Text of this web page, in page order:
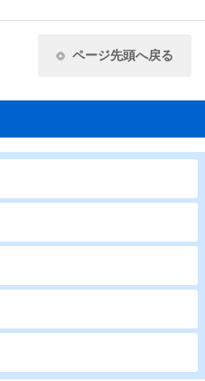
ページ先頭へ戻る